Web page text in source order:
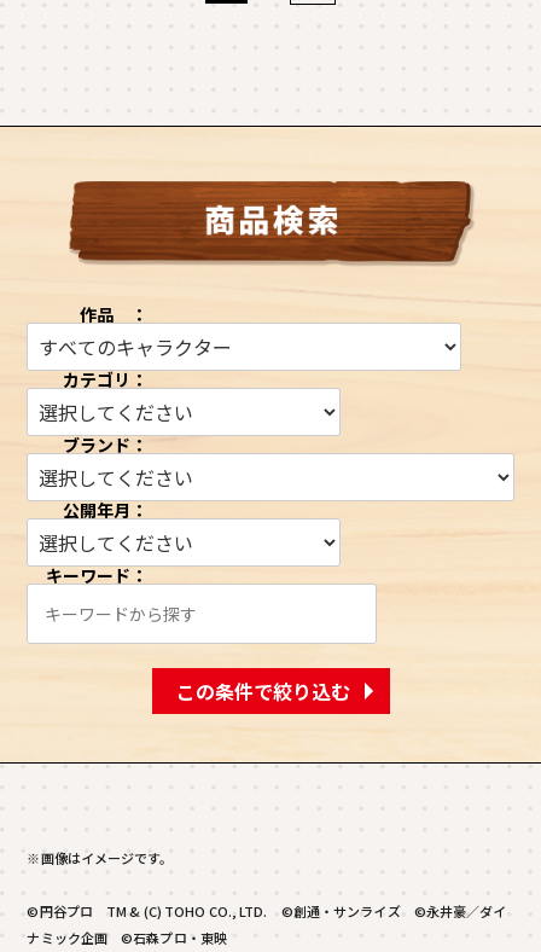
作品 ：
カテゴリ：
ブランド：
公開年月：
キーワード：
この条件で絞り込む
※画像はイメージです。
©円谷プロ TM & (C) TOHO CO., LTD. ©創通・サンライズ ©永井豪／ダイ
ナミック企画 ©石森プロ・東映